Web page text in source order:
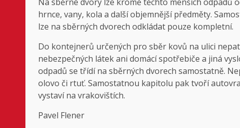
Na sběrné dvory lze kromě těchto menších odpadů
hrnce, vany, kola a další objemnější předměty.
lze na sběrných dvorech odkládat pouze kompletní.
Do kontejnerů určených pro sběr kovů na ulici
nebezpečných látek ani domácí spotřebiče a jiná
odpadů se třídí na sběrných dvorech samostatně.
olovo či rtuť. Samostatnou kapitolu pak tvoří
vystaví na vrakovištích.
Pavel Flener